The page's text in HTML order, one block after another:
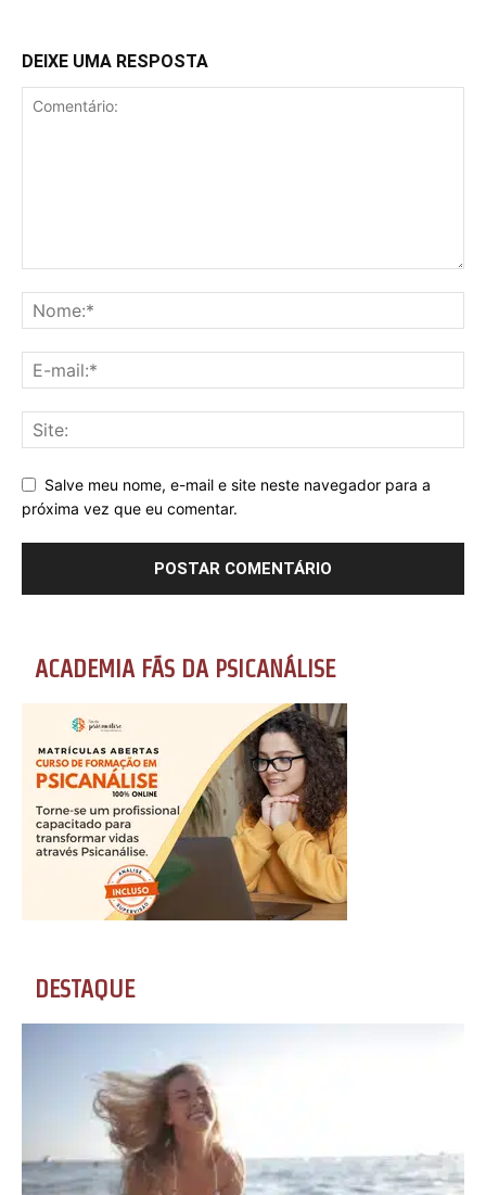
DEIXE UMA RESPOSTA
Salve meu nome, e-mail e site neste navegador para a
próxima vez que eu comentar.
ACADEMIA FÃS DA PSICANÁLISE
DESTAQUE